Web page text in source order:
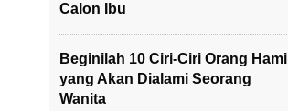
Calon Ibu
Beginilah 10 Ciri-Ciri Orang Hamil
yang Akan Dialami Seorang
Wanita